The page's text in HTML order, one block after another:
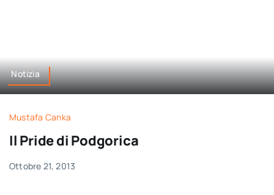
Notizia
Mustafa Canka
Il Pride di Podgorica
Ottobre 21, 2013